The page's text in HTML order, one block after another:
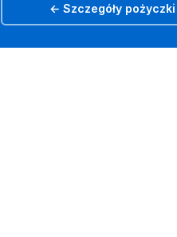
← Szczegóły pożyczki